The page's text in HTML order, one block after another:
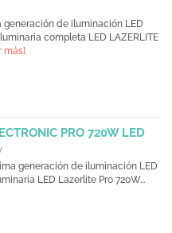
generación de iluminación LED
completa LED LAZERLITE
más]
PRO 720W LED
generación de iluminación LED
LED Lazerlite Pro 720W...